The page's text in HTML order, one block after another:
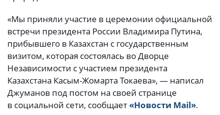
«Мы приняли участие в церемонии официальной
встречи президента России Владимира Путина,
прибывшего в Казахстан с государственным
визитом, которая состоялась во Дворце
Независимости с участием президента
Казахстана Касым-Жомарта Токаева», — написал
Джуманов под постом на своей странице
в социальной сети, сообщает «Новости Mail».